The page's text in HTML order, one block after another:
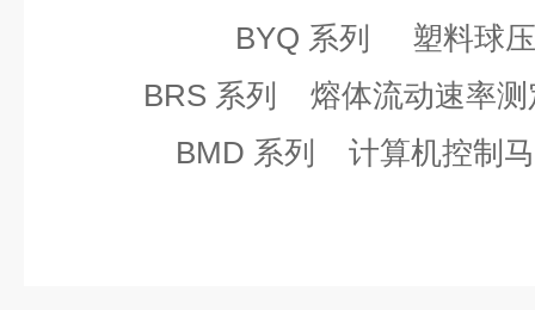
BYQ 系列
塑料球
BRS 系列
熔体流动速率测
BMD 系列 计算机控制